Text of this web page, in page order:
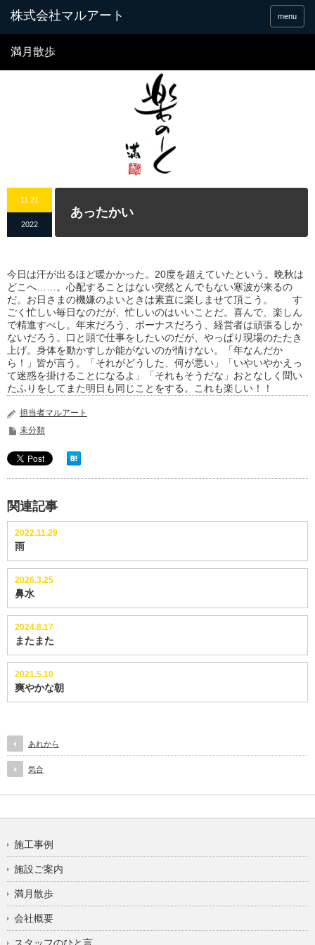
menu
満月散歩
11.21
2022
あったかい
今日は汗が出るほど暖かかった。20度を超えていたという。晩秋は
どこへ……。心配することはない突然とんでもない寒波が来るの
だ。お日さまの機嫌のよいときは素直に楽しませて頂こう。 す
ごく忙しい毎日なのだが、忙しいのはいいことだ。喜んで、楽しん
で精進すべし。年末だろう、ボーナスだろう、経営者は頑張るしか
ないだろう。口と頭で仕事をしたいのだが、やっぱり現場のたたき
上げ。身体を動かすしか能がないのが情けない。「年なんだか
ら！」皆が言う。「それがどうした、何が悪い」「いやいやかえっ
て迷惑を掛けることになるよ」「それもそうだな」おとなしく聞い
たふりをしてまた明日も同じことをする。これも楽しい！！
担当者マルアート
未分類
関連記事
2022.11.29
雨
2026.3.25
鼻水
2024.8.17
またまた
2021.5.10
爽やかな朝
あれから
気合
施工事例
施設ご案内
満月散歩
会社概要